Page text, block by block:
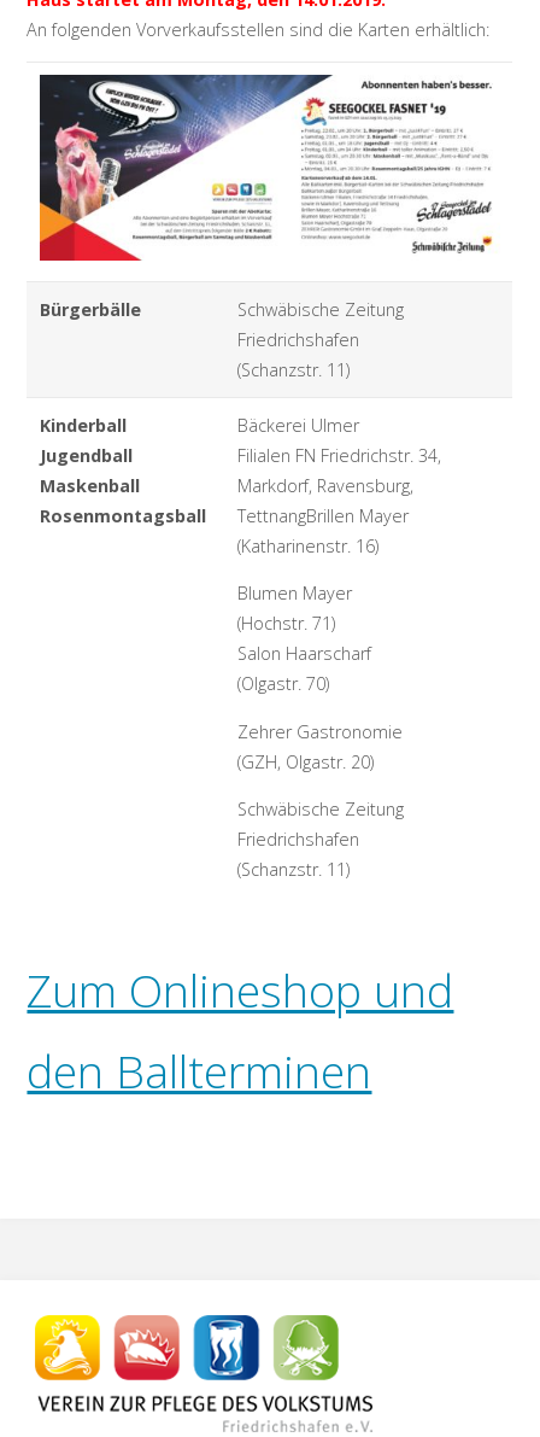
An folgenden Vorverkaufsstellen sind die Karten erhältlich:
Bürgerbälle
Schwäbische Zeitung
Friedrichshafen
(Schanzstr. 11)
Kinderball
Jugendball
Maskenball
Rosenmontagsball
Bäckerei Ulmer
Filialen FN Friedrichstr. 34,
Markdorf, Ravensburg,
TettnangBrillen Mayer
(Katharinenstr. 16)
Blumen Mayer
(Hochstr. 71)
Salon Haarscharf
(Olgastr. 70)
Zehrer Gastronomie
(GZH, Olgastr. 20)
Schwäbische Zeitung
Friedrichshafen
(Schanzstr. 11)
Zum Onlineshop und
den Ballterminen